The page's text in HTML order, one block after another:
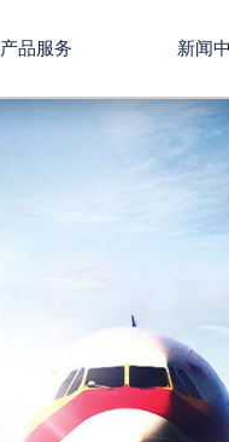
产品服务 新闻